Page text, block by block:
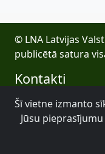
© LNA Latvijas
publicētā satura
Kontakti
E-pasts:
Tālrunis: +371
Bezdelīgu 1A, Rīga
Šī vietne izmanto
Jūsu